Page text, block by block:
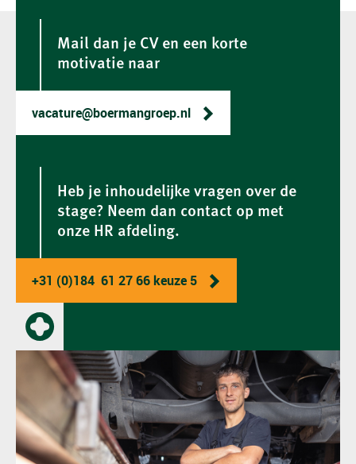
Mail dan je CV en een korte
motivatie naar
vacature@boermangroep.nl
Heb je inhoudelijke vragen over de
stage? Neem dan contact op met
onze HR afdeling.
+31 (0)184 61 27 66 keuze 5